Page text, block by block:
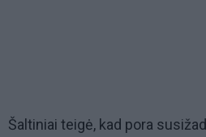
Šaltiniai teigė, kad pora